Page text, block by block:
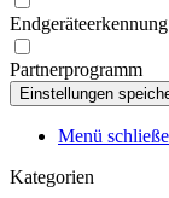
Endgeräteerkennung
Partnerprogramm
Menü
Kategorien